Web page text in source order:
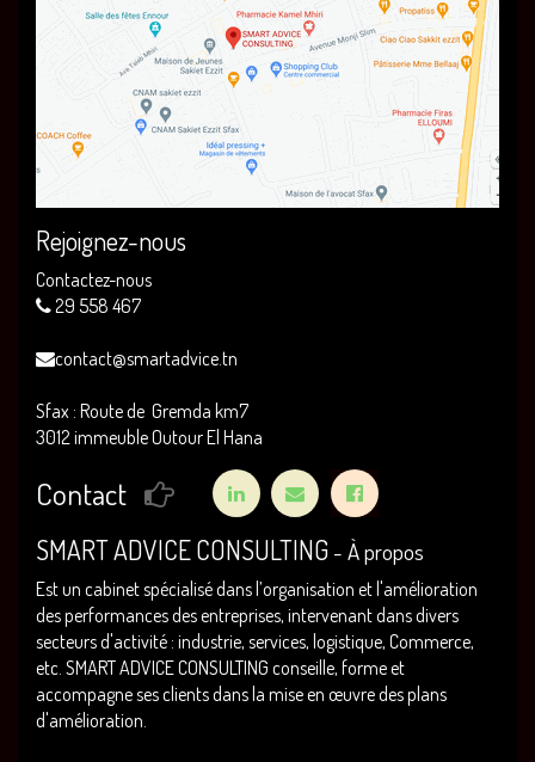
Rejoignez-nous
Contactez-nous
29 558 467
contact@smartadvice.tn
Sfax : Route de Gremda km7
3012 immeuble Outour El Hana
Contact
SMART ADVICE CONSULTING - À propos
Est un cabinet spécialisé dans l’organisation et l'amélioration
des performances des entreprises, intervenant dans divers
secteurs d'activité : industrie, services, logistique, Commerce,
etc. SMART ADVICE CONSULTING conseille, forme et
accompagne ses clients dans la mise en œuvre des plans
d'amélioration.